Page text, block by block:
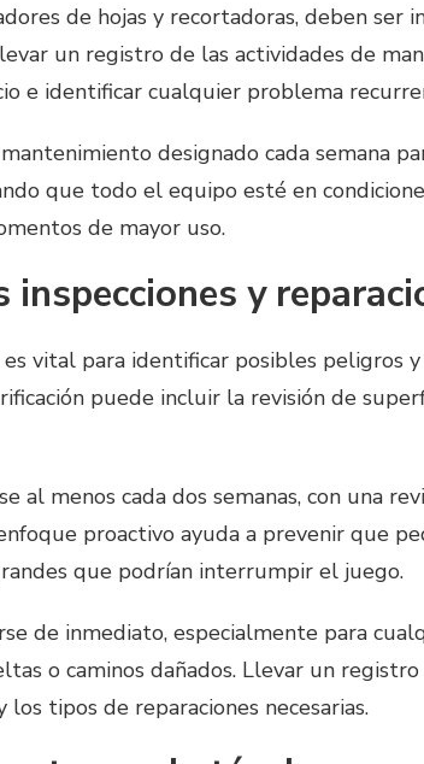
de hojas y recortadoras, deben ser
un registro de las actividades de
e identificar cualquier problema
designado cada semana
que todo el equipo esté en
de mayor uso.
y
vital para identificar posibles peligros
puede incluir la revisión de
al menos cada dos semanas, con una
proactivo ayuda a prevenir que
que podrían interrumpir el juego.
de inmediato, especialmente para
o caminos dañados. Llevar un
tipos de reparaciones necesarias.